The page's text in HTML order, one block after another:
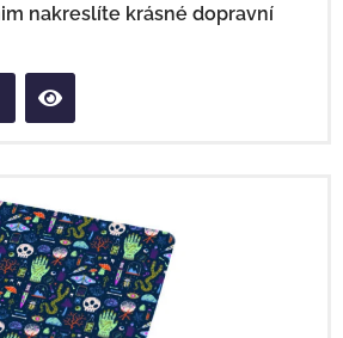
nakreslíte krásné dopravní